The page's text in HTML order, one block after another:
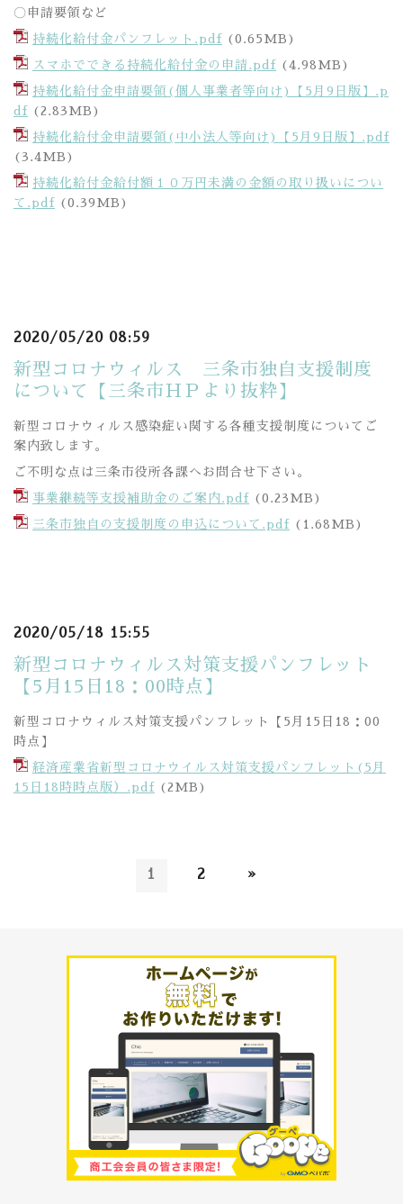
〇申請要領など
持続化給付金パンフレット.pdf (0.65MB)
スマホでできる持続化給付金の申請.pdf (4.98MB)
持続化給付金申請要領(個人事業者等向け)【5月9日版】.p
df (2.83MB)
持続化給付金申請要領(中小法人等向け)【5月9日版】.pdf
(3.4MB)
持続化給付金給付額１０万円未満の金額の取り扱いについ
て.pdf (0.39MB)
2020/05/20 08:59
新型コロナウィルス 三条市独自支援制度
について【三条市ＨＰより抜粋】
新型コロナウィルス感染症い関する各種支援制度についてご
案内致します。
ご不明な点は三条市役所各課へお問合せ下さい。
事業継続等支援補助金のご案内.pdf (0.23MB)
三条市独自の支援制度の申込について.pdf (1.68MB)
2020/05/18 15:55
新型コロナウィルス対策支援パンフレット
【5月15日18：00時点】
新型コロナウィルス対策支援パンフレット【5月15日18：00
時点】
経済産業省新型コロナウイルス対策支援パンフレット(5月
15日18時時点版）.pdf (2MB)
1 2 »